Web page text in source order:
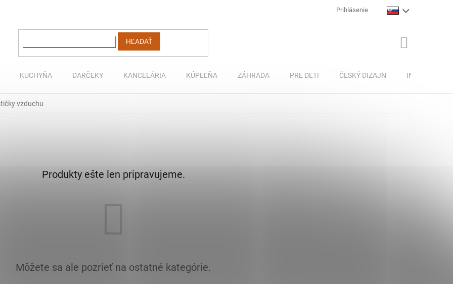
Prihlásenie
HĽADAŤ
KUCHYŇA DARČEKY KANCELÁRIA KÚPEĽŇA ZÁHRADA PRE DETI ČESKÝ DIZAJN INSPIRACE
vzduchu
Produkty ešte len pripravujeme.
Môžete sa ale pozrieť na ostatné kategórie.